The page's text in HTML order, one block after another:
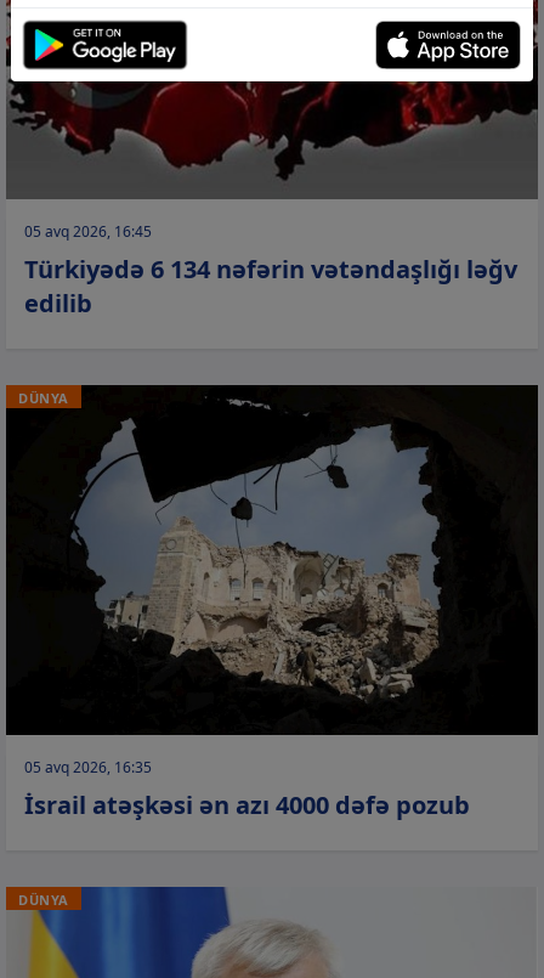
05 avq 2026, 16:45
Türkiyədə 6 134 nəfərin vətəndaşlığı ləğv
edilib
DÜNYA
05 avq 2026, 16:35
İsrail atəşkəsi ən azı 4000 dəfə pozub
DÜNYA